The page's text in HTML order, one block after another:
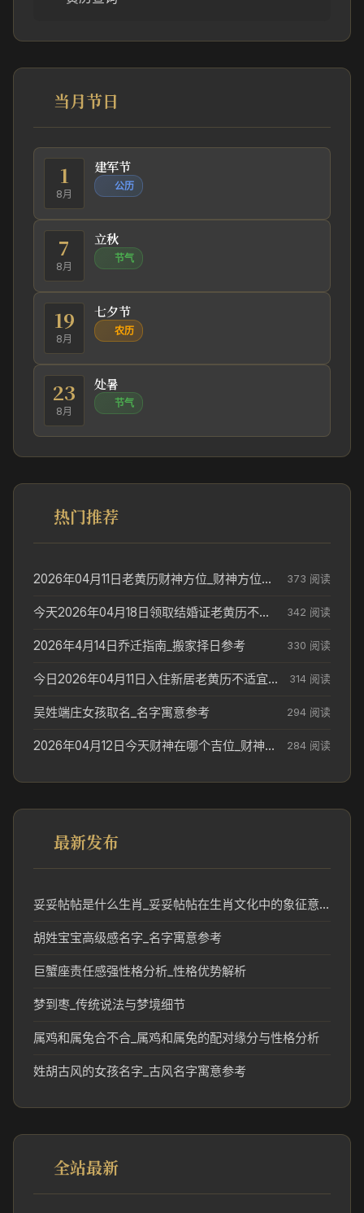
当月节日
1
8月
建军节
公历
7
8月
立秋
节气
19
8月
七夕节
农历
23
8月
处暑
节气
热门推荐
2026年04月11日老黄历财神方位_财神方位与供奉讲究 373 阅读
今天2026年04月18日领取结婚证老黄历不适合吗_领证日期参考 342 阅读
2026年4月14日乔迁指南_搬家择日参考 330 阅读
今日2026年04月11日入住新居老黄历不适宜吗_搬家择日参考 314 阅读
吴姓端庄女孩取名_名字寓意参考 294 阅读
2026年04月12日今天财神在哪个吉位_财神方位参考 284 阅读
最新发布
妥妥帖帖是什么生肖_妥妥帖帖在生肖文化中的象征意义
胡姓宝宝高级感名字_名字寓意参考
巨蟹座责任感强性格分析_性格优势解析
梦到枣_传统说法与梦境细节
属鸡和属兔合不合_属鸡和属兔的配对缘分与性格分析
姓胡古风的女孩名字_古风名字寓意参考
全站最新